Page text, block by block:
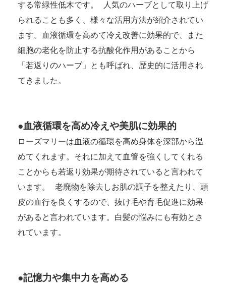
する常緑性低木です。 人気のハーブとして取り上げ
られることも多く、様々な活用方法が紹介されてい
ます。血液循環を高めて冷え改善に効果的で、また
細胞の老化を防止する抗酸化作用があることから
「若返りのハーブ」とも呼ばれ、歴史的に活用され
てきました。
●血液循環を高め冷えや美肌に効果的
ローズマリーは血液の循環を高め身体を深部から温
めてくれます。それに加えて血管を強くしてくれる
ことからも若返り効果が期待されていると言われて
います。 老廃物を除去しお肌の調子を整えたり、頭
皮の血行を良くするので、抜け毛や育毛促進に効果
があると言われています。白髪の悩みにも有効とさ
れています。
●記憶力や集中力を高める